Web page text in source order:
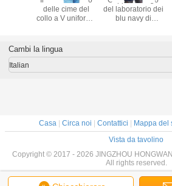
e saia
delle cime del
collo a V uniforma
inclinate fondo
del laboratorio dei
blu navy di
il lavoro del
Cambi la lingua
Italian
Casa| Circa noi Contattici Mappa del
Vista da tavolino
Copyright © 2017 - 2026 JINGZHOU
All rights reserved.